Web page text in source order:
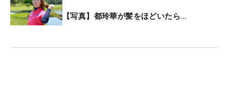
【写真】都玲華が髪をほどいたら…